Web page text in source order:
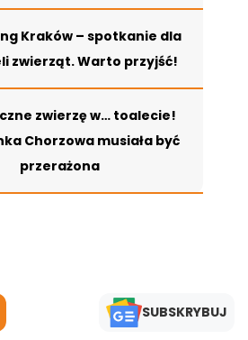
Kraków – spotkanie dla
zwierząt. Warto przyjść!
zwierzę w… toalecie!
Chorzowa musiała być
przerażona
SUBSKRYBUJ